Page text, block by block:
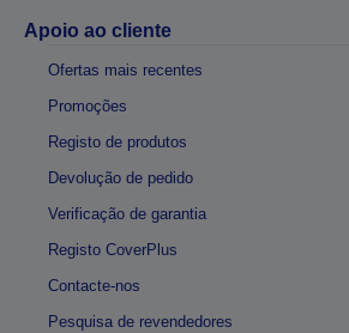
Apoio ao cliente
Ofertas mais recentes
Promoções
Registo de produtos
Devolução de pedido
Verificação de garantia
Registo CoverPlus
Contacte-nos
Pesquisa de revendedores